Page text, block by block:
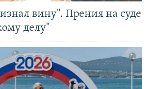
вину". Прения на суде
делу"